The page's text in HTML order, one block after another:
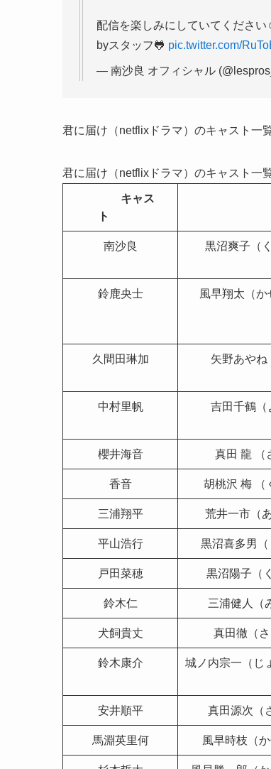
配信を楽しみにしていてください
byスタッフ🐸 pic.twitter.com/
— 南沙良 オフィシャル
君に届け（netflixドラマ）のキャスト一
君に届け（netflixドラマ）のキャスト一
キャス
ト
南沙良 黒沼爽子（
鈴鹿央士 風早翔太（
久間田琳加 矢野あやね
中村里帆 吉田千鶴（
櫻井海音 真田 龍 （
香音 胡桃沢 梅 （
三浦翔平 荒井一市（
平山浩行 黒沼喜多男
戸田菜穂 黒沼陽子（
鈴木仁 三浦健人
犬飼貴丈 真田徹（
鈴木康介
城ノ内宗一（じ
安井順平 真田源次（
馬淵英里何 風早時枝（